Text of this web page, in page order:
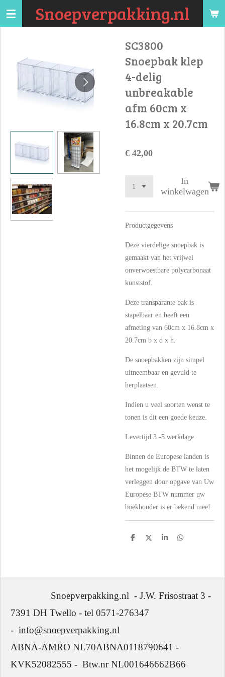
Ga
hoofdinhoud
Snoepverpakking.nl
SC3800
Snoepbak klep
4-delig
unbreakable
afm 60cm x
16.8cm x 20.7cm
€ 42,00
In
winkelwagen
Productgegevens
Deze vierdelige snoepbak is
gemaakt van het vrijwel
onverwoestbare polycarbonaat
kunststof.
Deze transparante bak is
stapelbaar en heeft een
afmeting van 60cm x 16.8cm x
20.7cm b x d x h.
De snoepbakken zijn simpel
uitneembaar en gevuld te
herplaatsen.
Indien u veel soorten wenst te
tonen is dit een goede keuze.
Levertijd 3 -5 werkdage
Binnen de Europese landen is
het mogelijk de BTW te laten
verleggen door opgave van Uw
Europese BTW nummer uw
boekhouder is er bekend mee!
D
D
S
D
Snoepverpakking.nl - J.W. Frisostraat 3 -
7391 DH Twello - tel 0571-276347
- info@snoepverpakking.nl
ABNA-AMRO NL70ABNA0118790641 -
KVK52082555 - Btw.nr NL001646662B66